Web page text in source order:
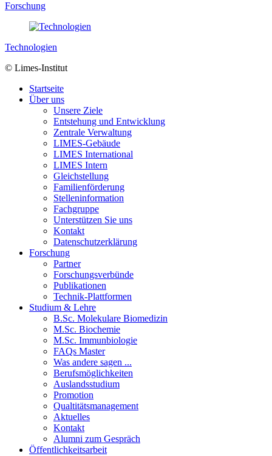
Forschung
Technologien
© Limes-Institut
Startseite
Über uns
Unsere Ziele
Entstehung und Entwicklung
Zentrale Verwaltung
LIMES-Gebäude
LIMES International
LIMES Intern
Gleichstellung
Familienförderung
Stelleninformation
Fachgruppe
Unterstützen Sie uns
Kontakt
Datenschutzerklärung
Forschung
Partner
Forschungsverbünde
Publikationen
Technik-Plattformen
Studium & Lehre
B.Sc. Molekulare Biomedizin
M.Sc. Biochemie
M.Sc. Immunbiologie
FAQs Master
Was andere sagen ...
Berufsmöglichkeiten
Auslandsstudium
Promotion
Qualtitätsmanagement
Aktuelles
Kontakt
Alumni zum Gespräch
Öffentlichkeitsarbeit